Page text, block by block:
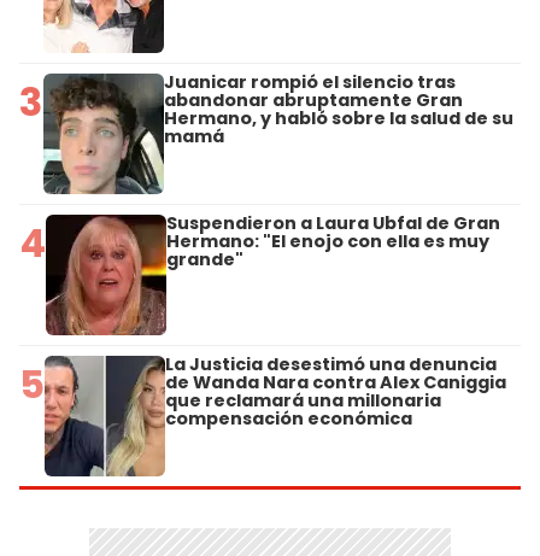
3 Juanicar rompió el silencio tras
abandonar abruptamente Gran
Hermano, y habló sobre la salud de su
mamá
4 Suspendieron a Laura Ubfal de Gran
Hermano: "El enojo con ella es muy
grande"
5 La Justicia desestimó una denuncia
de Wanda Nara contra Alex Caniggia
que reclamará una millonaria
compensación económica